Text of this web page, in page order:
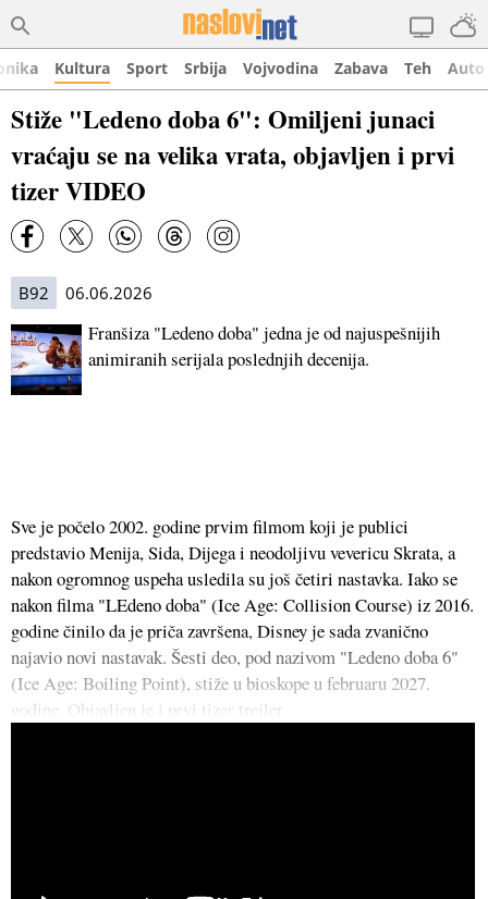
Kultura Sport Srbija Vojvodina Zabava Teh Auto
Stiže "Ledeno doba 6": Omiljeni junaci
vraćaju se na velika vrata, objavljen i prvi
tizer VIDEO
B92 06.06.2026
Franšiza "Ledeno doba" jedna je od najuspešnijih
animiranih serijala poslednjih decenija.
Sve je počelo 2002. godine prvim filmom koji je publici
predstavio Menija, Sida, Dijega i neodoljivu vevericu Skrata, a
nakon ogromnog uspeha usledila su još četiri nastavka. Iako se
nakon filma "LEdeno doba" (Ice Age: Collision Course) iz 2016.
godine činilo da je priča završena, Disney je sada zvanično
najavio novi nastavak. Šesti deo, pod nazivom "Ledeno doba 6"
(Ice Age: Boiling Point), stiže u bioskope u februaru 2027.
godine. Objavljen je i prvi tizer trejler